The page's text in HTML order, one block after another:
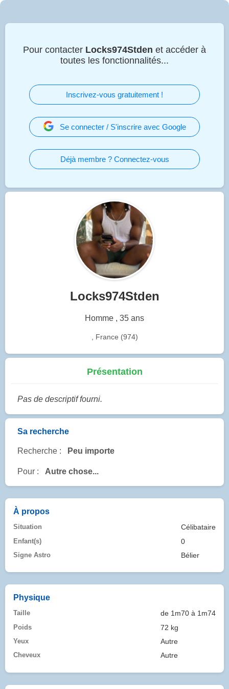
Pour contacter Locks974Stden et accéder à
toutes les fonctionnalités...
Inscrivez-vous gratuitement !
Se connecter / S'inscrire avec Google
Déjà membre ? Connectez-vous
Locks974Stden
Homme , 35 ans
, France (974)
Présentation
Pas de descriptif fourni.
Sa recherche
Recherche : Peu importe
Pour : Autre chose...
À propos
Situation Célibataire
Enfant(s) 0
Signe Astro Bélier
Physique
Taille de 1m70 à 1m74
Poids 72 kg
Yeux Autre
Cheveux Autre